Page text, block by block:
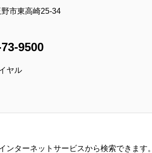
市東高崎25-34
9500
ヤル
ターネットサービスから検索できます。